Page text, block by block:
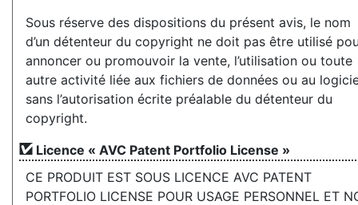
Sous réserve des dispositions du présent avis, le nom
d’un détenteur du copyright ne doit pas être utilisé
annoncer ou promouvoir la vente, l’utilisation ou toute
autre activité liée aux fichiers de données ou au
sans l’autorisation écrite préalable du détenteur du
copyright.
Licence « AVC Patent Portfolio License »
CE PRODUIT EST SOUS LICENCE AVC PATENT
PORTFOLIO LICENSE POUR USAGE PERSONNEL ET